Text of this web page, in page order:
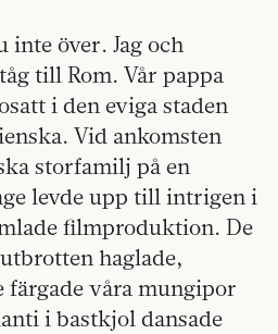
inte över. Jag och
till Rom. Vår pappa
i den eviga staden
Vid ankomsten
storfamilj på en
levde upp till intrigen i
filmproduktion. De
haglade,
färgade våra mungipor
i bastkjol dansade